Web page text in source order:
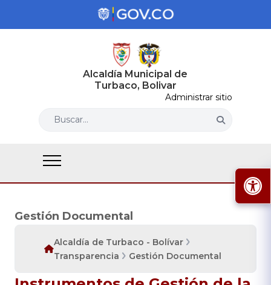
Alcaldía Municipal de
Turbaco, Bolivar
Administrar sitio
Buscar...
Gestión Documental
Alcaldía de Turbaco - Bolívar
Transparencia
Gestión Documental